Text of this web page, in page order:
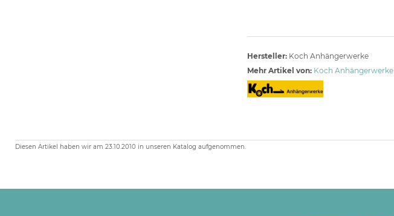
Hersteller: Koch Anhängerwerke
Mehr Artikel von: Koch Anhängerwerke
Diesen Artikel haben wir am 23.10.2010 in unseren Katalog aufgenommen.